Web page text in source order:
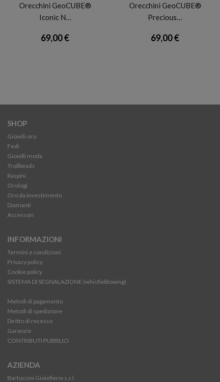
Orecchini GeoCUBE®
Iconic N…
69,00 €
Orecchini GeoCUBE®
Precious…
69,00 €
SHOP
Gioielli oro
Fedi
Gioielli moda
Trollbeads
Raspini
Orologi
Oro da investimento
Diamanti
Accessori
INFORMAZIONI
Termini e condizioni
Privacy policy
Cookie policy
SISTEMA DI SEGNALAZIONE (whistleblowing)
Metodi di pagamento
Metodi di spedizione
Diritto di recesso
Garanzie
CONTRIBUTI PUBBLICI
AZIENDA
Bartoccini Gioiellerie s.r.l.